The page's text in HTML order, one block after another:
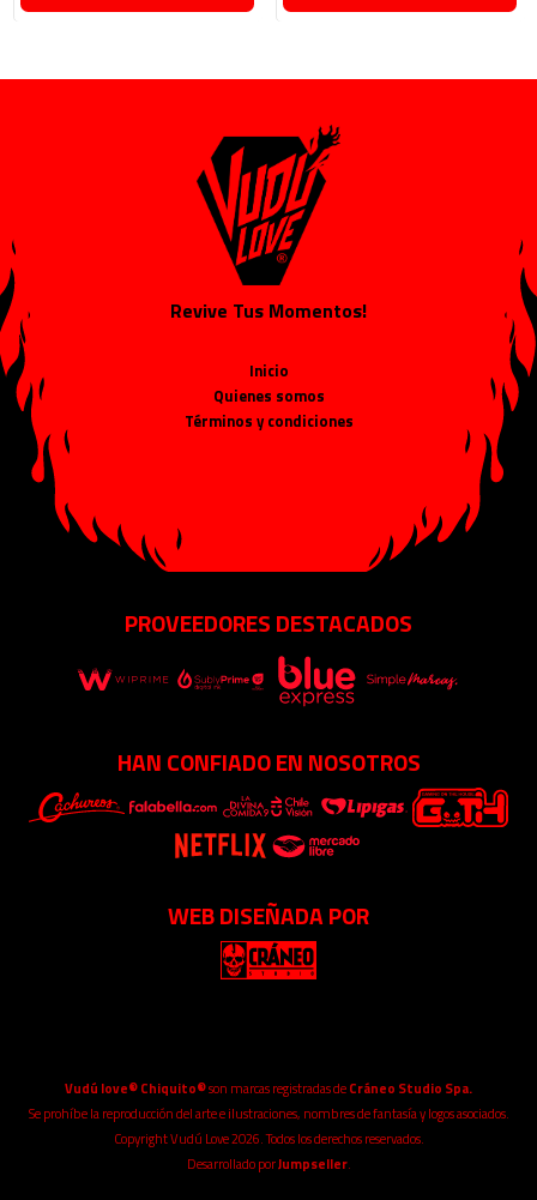
Revive Tus Momentos!
Inicio
Quienes somos
Términos y condiciones
PROVEEDORES DESTACADOS
HAN CONFIADO EN NOSOTROS
WEB DISEÑADA POR
Vudú love® Chiquito®son marcas registradas deCráneo Studio Spa.
Se prohíbe la reproducción del arte e ilustraciones, nombres de fantasía y logos asociados.
Copyright Vudú Love 2026. Todos los derechos reservados.
Desarrollado porJumpseller.